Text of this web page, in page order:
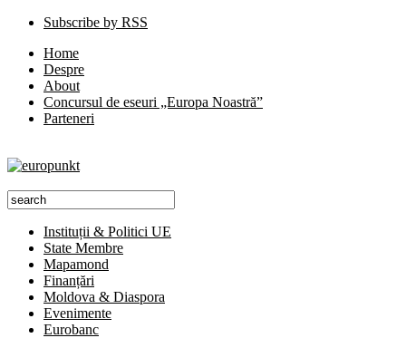
Subscribe by RSS
Home
Despre
About
Concursul de eseuri „Europa Noastră”
Parteneri
Instituții & Politici UE
State Membre
Mapamond
Finanțări
Moldova & Diaspora
Evenimente
Eurobanc